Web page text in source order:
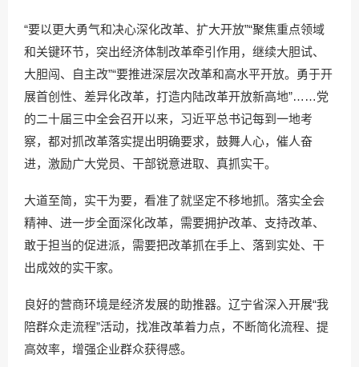
“要以更大勇气和决心深化改革、扩大开放”“聚焦重点领域
和关键环节，突出经济体制改革牵引作用，继续大胆试、
大胆闯、自主改”“要推进深层次改革和高水平开放。勇于开
展首创性、差异化改革，打造内陆改革开放新高地”……党
的二十届三中全会召开以来，习近平总书记每到一地考
察，都对抓改革落实提出明确要求，鼓舞人心，催人奋
进，激励广大党员、干部锐意进取、真抓实干。
大道至简，实干为要，看准了就坚定不移地抓。落实全会
精神、进一步全面深化改革，需要拥护改革、支持改革、
敢于担当的促进派，需要把改革抓在手上、落到实处、干
出成效的实干家。
良好的营商环境是经济发展的助推器。辽宁省深入开展“我
陪群众走流程”活动，找准改革着力点，不断简化流程、提
高效率，增强企业群众获得感。